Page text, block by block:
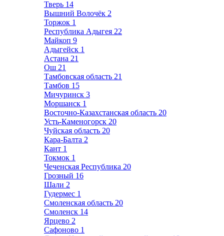
Тверь 14
Вышний Волочёк 2
Торжок 1
Республика Адыгея 22
Майкоп 9
Адыгейск 1
Астана 21
Ош 21
Тамбовская область 21
Тамбов 15
Мичуринск 3
Моршанск 1
Восточно-Казахстанская область 20
Усть-Каменогорск 20
Чуйская область 20
Кара-Балта 2
Кант 1
Токмок 1
Чеченская Республика 20
Грозный 16
Шали 2
Гудермес 1
Смоленская область 20
Смоленск 14
Ярцево 2
Сафоново 1